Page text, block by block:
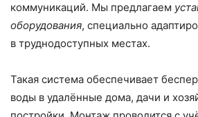
коммуникаций. Мы предлагаем
оборудования, специально
в труднодоступных местах.
Такая система обеспечивает
воды в удалённые дома, дачи и